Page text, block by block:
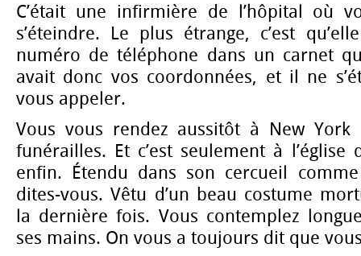
C’était une infirmière de l’hôpital où
s’éteindre. Le plus étrange, c’est
numéro de téléphone dans un carnet
avait donc vos coordonnées, et il ne
vous appeler.
Vous vous rendez aussitôt à New
funérailles. Et c’est seulement à l’église
enfin. Étendu dans son cercueil
dites-vous. Vêtu d’un beau costume
la dernière fois. Vous contemplez
ses mains. On vous a toujours dit que